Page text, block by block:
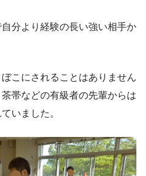
分より経験の長い強い相手か
こにされることはありません
帯などの有級者の先輩からは
いました。